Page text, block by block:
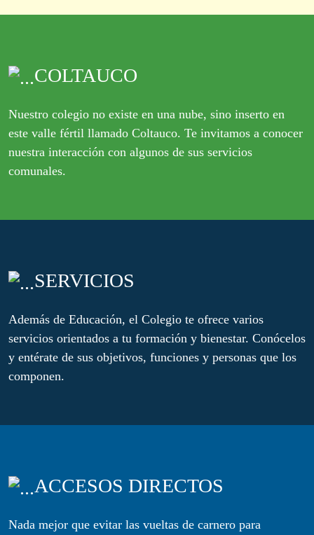
COLTAUCO
Nuestro colegio no existe en una nube, sino inserto en
este valle fértil llamado Coltauco. Te invitamos a conocer
nuestra interacción con algunos de sus servicios
comunales.
SERVICIOS
Además de Educación, el Colegio te ofrece varios
servicios orientados a tu formación y bienestar. Conócelos
y entérate de sus objetivos, funciones y personas que los
componen.
ACCESOS DIRECTOS
Nada mejor que evitar las vueltas de carnero para